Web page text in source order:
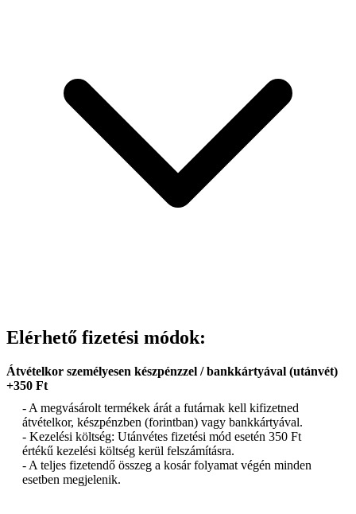
Elérhető fizetési módok:
Átvételkor személyesen készpénzzel / bankkártyával (utánvét)
+350 Ft
- A megvásárolt termékek árát a futárnak kell kifizetned
átvételkor, készpénzben (forintban) vagy bankkártyával.
- Kezelési költség: Utánvétes fizetési mód esetén 350 Ft
értékű kezelési költség kerül felszámításra.
- A teljes fizetendő összeg a kosár folyamat végén minden
esetben megjelenik.